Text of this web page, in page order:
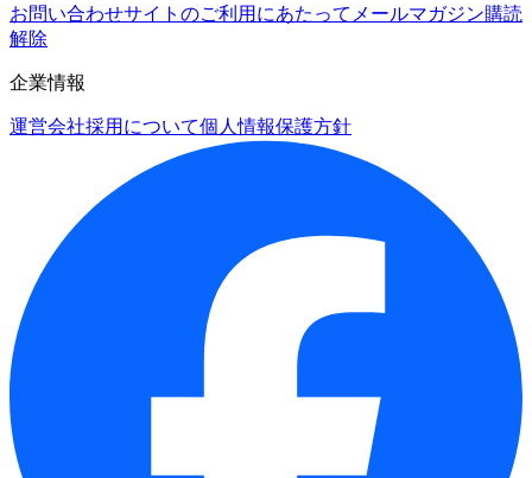
お問い合わせサイトのご利用にあたって メールマガジン購読
解除
企業情報
運営会社採用について個人情報保護方針